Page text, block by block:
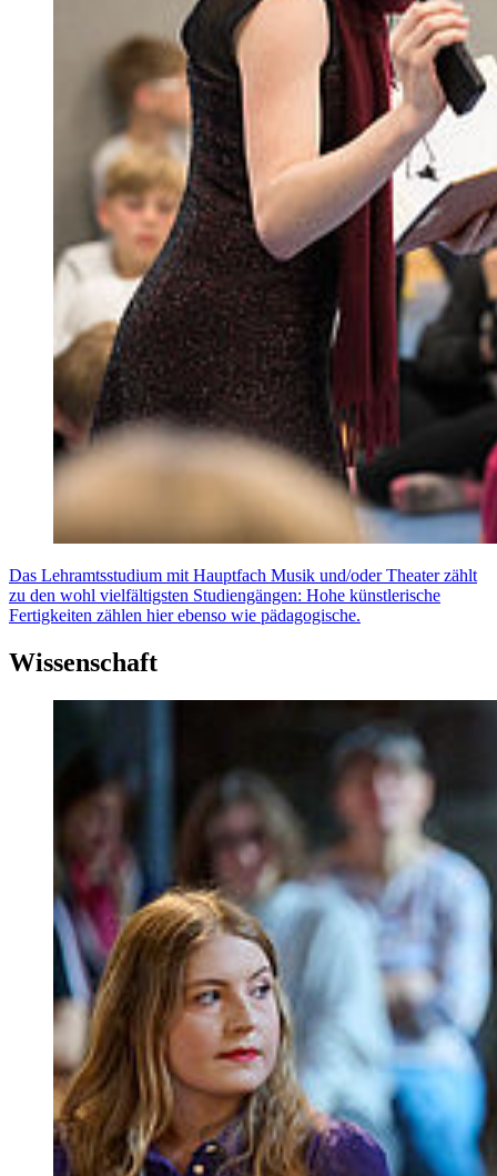
Das Lehramtsstudium mit Hauptfach Musik und/oder Theater zählt
zu den wohl vielfältigsten Studiengängen: Hohe künstlerische
Fertigkeiten zählen hier ebenso wie pädagogische.
Wissenschaft